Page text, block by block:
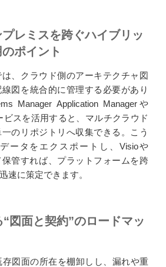
レミスを跨ぐハイブリッ
ポイント
、クラウド側のアーキテクチャ図
図を統合的に管理する必要があり
Manager Application Managerや
ビスを活用すると、マルチクラウド
のリポジトリへ収集できる。こう
ータをエクスポートし、Visioや
管すれば、プラットフォームを跨
速に策定できます。
図面と契約”のロードマッ
存図面の所在を棚卸しし、漏れや重